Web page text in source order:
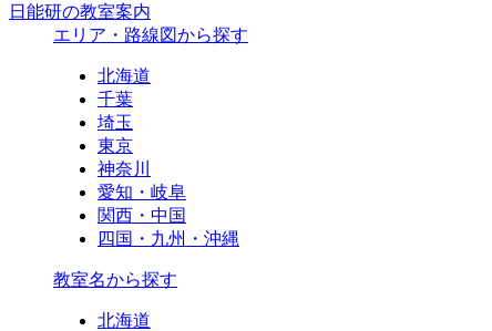
日能研の教室案内
エリア・路線図から探す
北海道
千葉
埼玉
東京
神奈川
愛知・岐阜
関西・中国
四国・九州・沖縄
教室名から探す
北海道